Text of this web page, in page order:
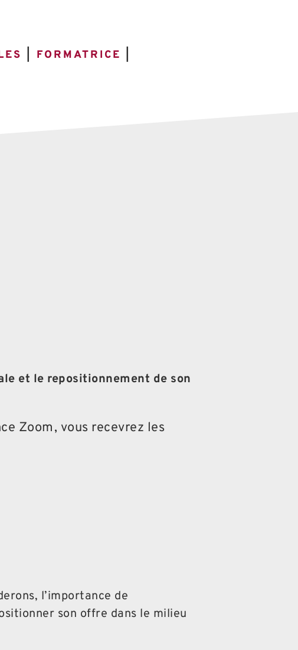
FORMATRICE
et le repositionnement de son
Zoom, vous recevrez les
l’importance de
son offre dans le milieu